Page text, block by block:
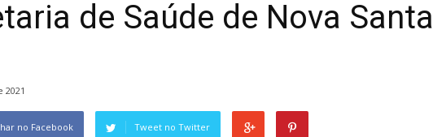
de Saúde de Nova Santa
2021
no Facebook Tweet no Twitter